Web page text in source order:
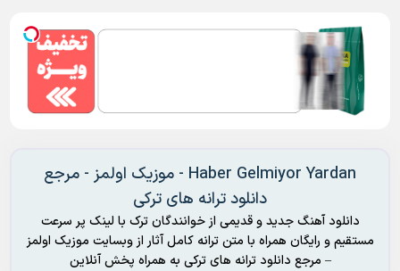
Haber Gelmiyor Yardan - موزیک اولمز - مرجع
دانلود ترانه های ترکی
دانلود آهنگ جدید و قدیمی از خوانندگان ترک با لینک پر سرعت
مستقیم و رایگان همراه با متن ترانه کامل آثار از وبسایت موزیک اولمز
– مرجع دانلود ترانه های ترکی به همراه پخش آنلاین